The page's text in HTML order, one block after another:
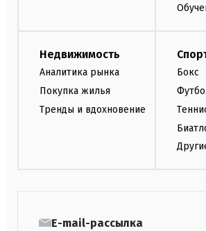
Недвижимость
Аналитика рынка
Покупка жилья
Тренды и вдохновение
Бокс
E-mail-рассылка